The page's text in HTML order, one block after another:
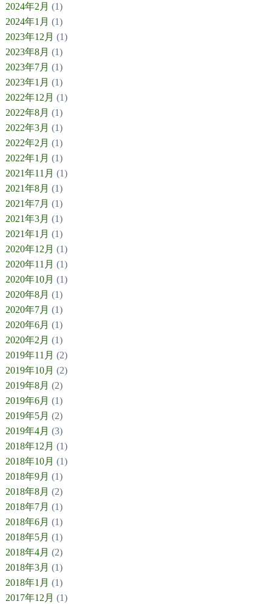
2024年2月 (1)
2024年1月 (1)
2023年12月 (1)
2023年8月 (1)
2023年7月 (1)
2023年1月 (1)
2022年12月 (1)
2022年8月 (1)
2022年3月 (1)
2022年2月 (1)
2022年1月 (1)
2021年11月 (1)
2021年8月 (1)
2021年7月 (1)
2021年3月 (1)
2021年1月 (1)
2020年12月 (1)
2020年11月 (1)
2020年10月 (1)
2020年8月 (1)
2020年7月 (1)
2020年6月 (1)
2020年2月 (1)
2019年11月 (2)
2019年10月 (2)
2019年8月 (2)
2019年6月 (1)
2019年5月 (2)
2019年4月 (3)
2018年12月 (1)
2018年10月 (1)
2018年9月 (1)
2018年8月 (2)
2018年7月 (1)
2018年6月 (1)
2018年5月 (1)
2018年4月 (2)
2018年3月 (1)
2018年1月 (1)
2017年12月 (1)